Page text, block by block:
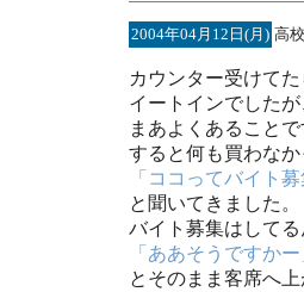
2004年04月12日(月) 高
カウンター受けて
イートインでした
まあよくあることで
すると何も買わな
「ココってバイト
と聞いてきました。
バイト募集はして
「ああそうですかー
とそのまま客席へ上